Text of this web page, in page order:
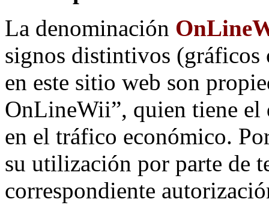
La denominación
signos distintivos (gráficos
en este sitio web son
OnLineWii”, quien tiene
en el tráfico económico.
su utilización por parte de
correspondiente